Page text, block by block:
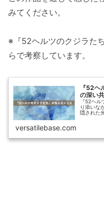
みてください。
※『52ヘルツのクジラた
らで考察しています。
『52ヘ
の深い
『52ヘ
り添いな
隠された
versatilebase.com